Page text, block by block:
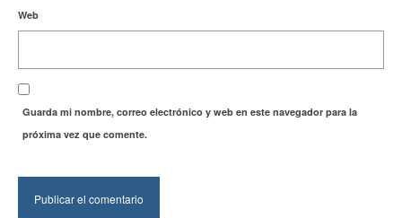
Web
Guarda mi nombre, correo electrónico y web en este navegador para la
próxima vez que comente.